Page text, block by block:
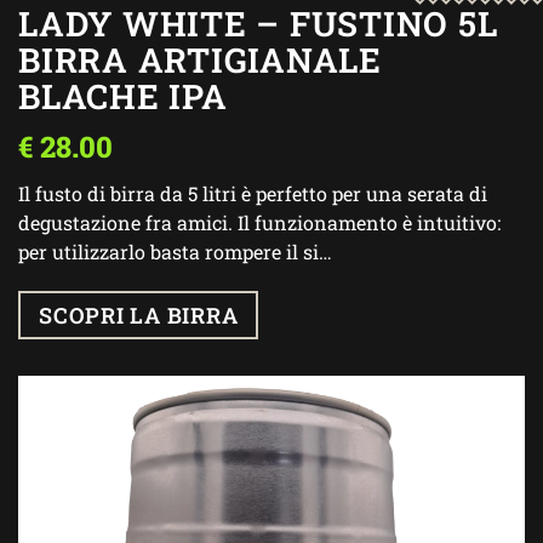
LADY WHITE – FUSTINO 5L
BIRRA ARTIGIANALE
BLACHE IPA
€28.00
Il fusto di birra da 5 litri è perfetto per una serata di
degustazione fra amici. Il funzionamento è intuitivo:
per utilizzarlo basta rompere il si…
SCOPRI LA BIRRA